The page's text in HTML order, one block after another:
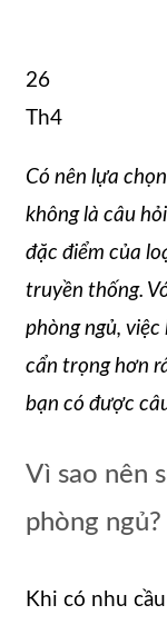
26
Th4
Có nên lựa
không là câu
đặc điểm của
truyền thống.
phòng ngủ,
cẩn trọng hơn
bạn có được
Vì sao nên
phòng ngủ?
Khi có nhu